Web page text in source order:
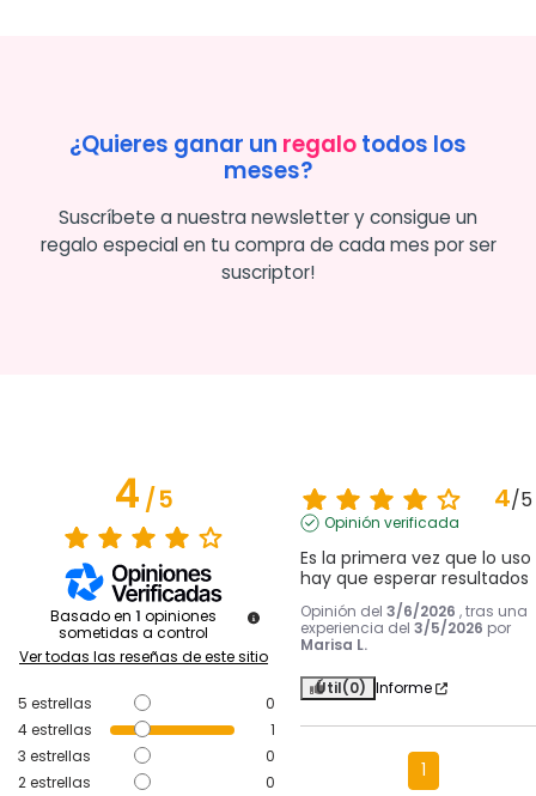
¿Quieres ganar un regalotodos los
meses?
Suscríbete a nuestra newsletter y consigue un
regalo especial en tu compra de cada mes por ser
suscriptor!
4/5
Basado en 1 opiniones
sometidas a control
Ver todas las reseñas de este sitio
5 estrellas
0
4estrellas
1
3 estrellas
0
2estrellas
0
4/5
Opinión verificada
Es la primera vez que lo uso
hay que esperar resultados
Opinión del 3/6/2026 , tras una
experiencia del 3/5/2026 por
Marisa L.
Útil(0) Informe
1